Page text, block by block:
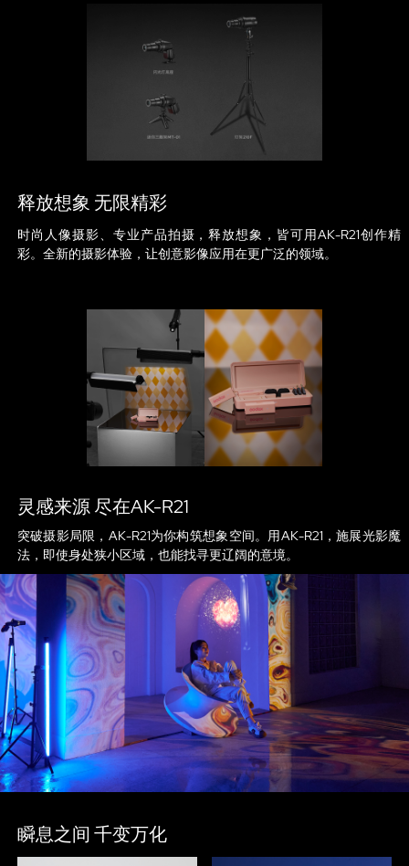
释放想象 无限精彩
时尚人像摄影、专业产品拍摄，释放想象，皆可用AK-R21创作精
彩。全新的摄影体验，让创意影像应用在更广泛的领域。
灵感来源 尽在AK-R21
突破摄影局限，AK-R21为你构筑想象空间。用AK-R21，施展光影魔
法，即使身处狭小区域，也能找寻更辽阔的意境。
瞬息之间 千变万化